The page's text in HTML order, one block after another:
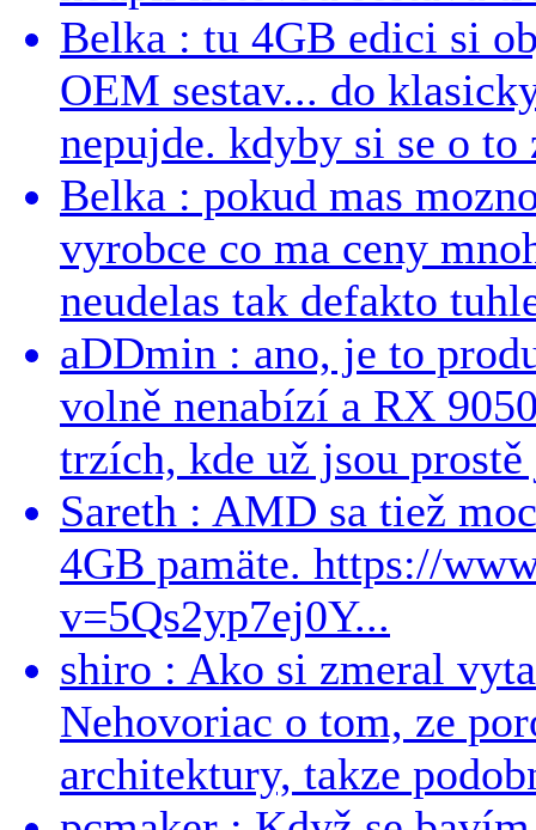
Belka : tu 4GB edici si
OEM sestav... do
nepujde. kdyby si se o
Belka : pokud mas
vyrobce co ma ceny
neudelas tak defakto
aDDmin : ano, je to
volně nenabízí a RX
trzích, kde už jsou
Sareth : AMD sa tiež
4GB pamäte. https://
v=5Qs2yp7ej0Y...
shiro : Ako si zmeral
Nehovoriac o tom, ze
architektury, takze